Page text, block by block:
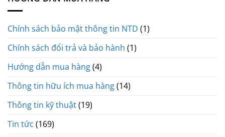
Chính sách bảo mật thông tin NTD (1)
Chính sách đổi trả và bảo hành (1)
Hướng dẫn mua hàng(4)
Thông tin hữu ích mua hàng(14)
Thông tin kỹ thuật(19)
Tin tức (169)